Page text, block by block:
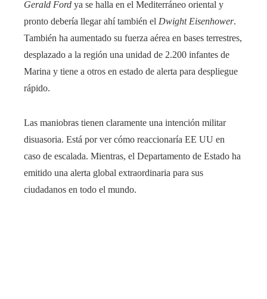
Gerald Ford ya se halla en el Mediterráneo oriental y
pronto debería llegar ahí también el Dwight Eisenhower.
También ha aumentado su fuerza aérea en bases terrestres,
desplazado a la región una unidad de 2.200 infantes de
Marina y tiene a otros en estado de alerta para despliegue
rápido.
Las maniobras tienen claramente una intención militar
disuasoria. Está por ver cómo reaccionaría EE UU en
caso de escalada. Mientras, el Departamento de Estado ha
emitido una alerta global extraordinaria para sus
ciudadanos en todo el mundo.